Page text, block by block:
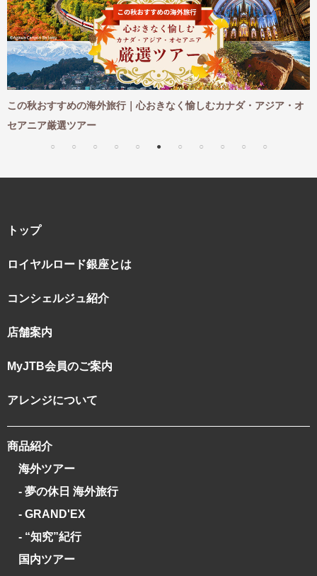
この秋おすすめの海外旅行｜心おきなく愉しむカナダ・アジア・オ
セアニア厳選ツアー
トップ
ロイヤルロード銀座とは
コンシェルジュ紹介
店舗案内
MyJTB会員のご案内
アレンジについて
商品紹介
海外ツアー
- 夢の休日 海外旅行
- GRAND'EX
- “知究”紀行
国内ツアー